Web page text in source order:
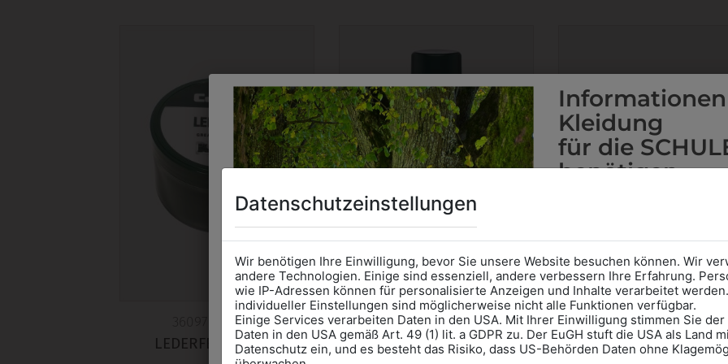
360970010000
LEDERFETT 200ML
310140101000
IMPRÄGNIERSPRAY ANTI
374110000000
MINI PUTZSCHWAMM
Datenschutzeinstellungen
Wir benötigen Ihre Einwilligung, bevor Sie unsere Website besuchen können. Wir
andere Technologien. Einige sind essenziell, andere verbessern Ihre Erfahrung.
wie IP-Adressen können für personalisierte Anzeigen und Inhalte verarbeitet
individueller Einstellungen sind möglicherweise nicht alle Funktionen verfügbar.
Einige Services verarbeiten Daten in den USA. Mit Ihrer Einwilligung stimmen Sie
Daten in den USA gemäß Art. 49 (1) lit. a GDPR zu. Der EuGH stuft die USA als Land
Datenschutz ein, und es besteht das Risiko, dass US-Behörden Daten ohne
Kleidung
für die
benötigen
AnprobeVorort im
das Kalendersymbol.
Ohne Termin kann es zu
Bitte nehmen Sie eine
für Ihren Einkauf mit.
Wir freuen uns - Das